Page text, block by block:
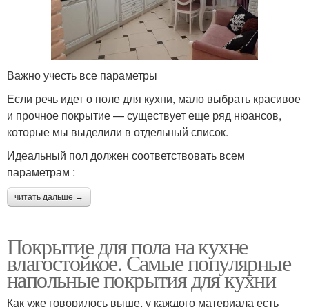
Важно учесть все параметры
Если речь идет о поле для кухни, мало выбрать красивое
и прочное покрытие — существует еще ряд нюансов,
которые мы выделили в отдельный список.
Идеальный пол должен соответствовать всем
параметрам :
читать дальше →
Покрытие для пола на кухне
влагостойкое. Самые популярные
напольные покрытия для кухни
Как уже говорилось выше, у каждого материала есть